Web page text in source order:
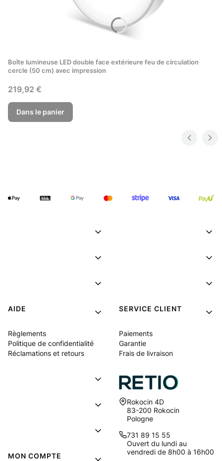
Boîte lumineuse LED double face extérieure feu de circulation
cercle (50 cm) avec impression
Prix
219,92 €
Dans le panier
AIDE
Règlements
Politique de confidentialité
Réclamations et retours
SERVICE CLIENT
Paiements
Garantie
Frais de livraison
MON COMPTE
Adresse:
Rokocin 4D
83-200 Rokocin
Pologne
731 89 15 55
Ouvert du lundi au
vendredi de 8h00 à 16h00